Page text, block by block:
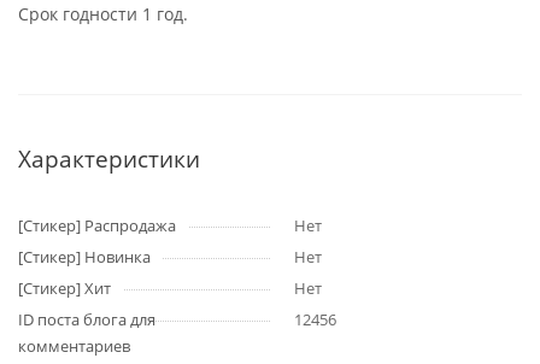
Срок годности 1 год.
Характеристики
[Стикер] Распродажа
Нет
[Стикер] Новинка
Нет
[Стикер] Хит
Нет
ID поста блога для
комментариев
12456